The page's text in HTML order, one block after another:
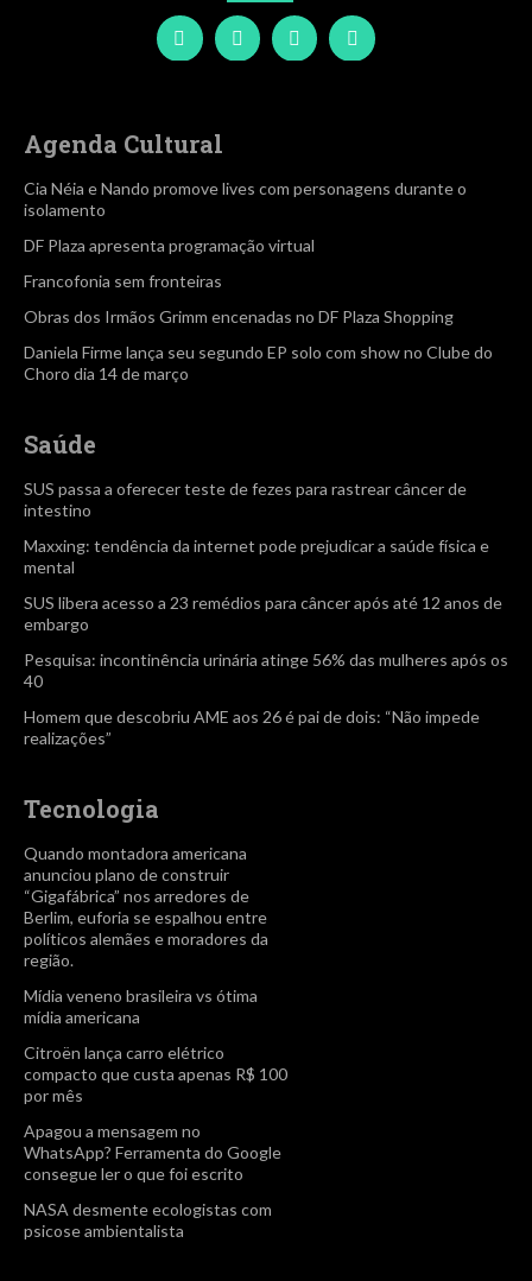
Agenda Cultural
Cia Néia e Nando promove lives com personagens durante o
isolamento
DF Plaza apresenta programação virtual
Francofonia sem fronteiras
Obras dos Irmãos Grimm encenadas no DF Plaza Shopping
Daniela Firme lança seu segundo EP solo com show no Clube do
Choro dia 14 de março
Saúde
SUS passa a oferecer teste de fezes para rastrear câncer de
intestino
Maxxing: tendência da internet pode prejudicar a saúde física e
mental
SUS libera acesso a 23 remédios para câncer após até 12 anos de
embargo
Pesquisa: incontinência urinária atinge 56% das mulheres após os
40
Homem que descobriu AME aos 26 é pai de dois: “Não impede
realizações”
Tecnologia
Quando montadora americana
anunciou plano de construir
“Gigafábrica” nos arredores de
Berlim, euforia se espalhou entre
políticos alemães e moradores da
região.
Mídia veneno brasileira vs ótima
mídia americana
Citroën lança carro elétrico
compacto que custa apenas R$ 100
por mês
Apagou a mensagem no
WhatsApp? Ferramenta do Google
consegue ler o que foi escrito
NASA desmente ecologistas com
psicose ambientalista